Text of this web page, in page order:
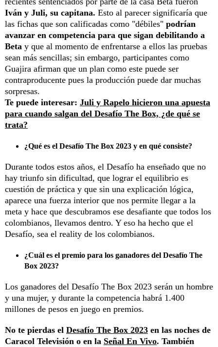
Iván y Juli, su capitana. Esto al parecer significaría que
las fichas que son calificadas como "débiles" podrían
avanzar en competencia para que sigan debilitando a
Beta y que al momento de enfrentarse a ellos las pruebas
sean más sencillas; sin embargo, participantes como
Guajira afirman que un plan como este puede ser
contraproducente pues la producción puede dar muchas
sorpresas.
Te puede interesar: Juli y Rapelo hicieron una apuesta
para cuando salgan del Desafío The Box, ¿de qué se
trata?
¿Qué es el Desafío The Box 2023 y en qué consiste?
Durante todos estos años, el Desafío ha enseñado que no
hay triunfo sin dificultad, que lograr el equilibrio es
cuestión de práctica y que sin una explicación lógica,
aparece una fuerza interior que nos permite llegar a la
meta y hace que descubramos ese desafiante que todos los
colombianos, llevamos dentro. Y eso ha hecho que el
Desafío, sea el reality de los colombianos.
¿Cuál es el premio para los ganadores del Desafío The
Box 2023?
Los ganadores del Desafío The Box 2023 serán un hombre
y una mujer, y durante la competencia habrá 1.400
millones de pesos en juego en premios.
No te pierdas el Desafío The Box 2023 en las noches de
Caracol Televisión o en la Señal En Vivo. También